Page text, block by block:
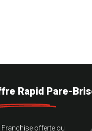
Rapid Pare-
Franchise offerte ou